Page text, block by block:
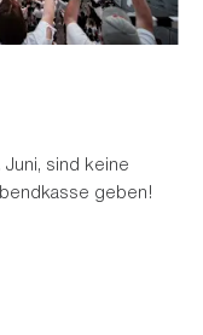
Juni, sind keine
geben!